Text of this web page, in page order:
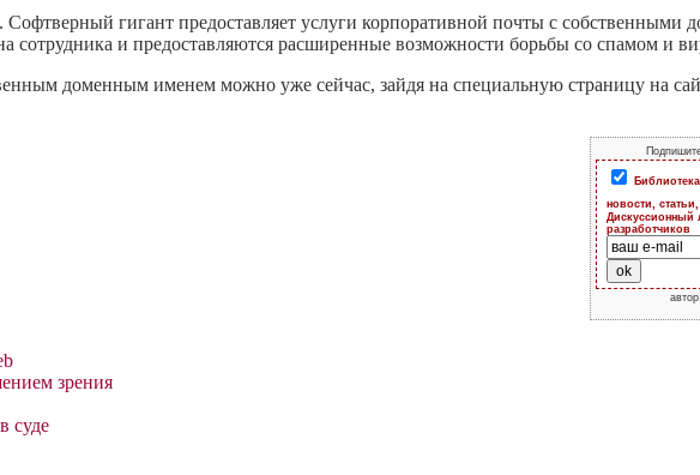
гигант предоставляет услуги корпоративной почты с собственными
сотрудника и предоставляются расширенные возможности борьбы со спамом и
доменным именем можно уже сейчас, зайдя на специальную страницу на
новости,
Дискуссионный
разработчиков
автор:
зрения
суде